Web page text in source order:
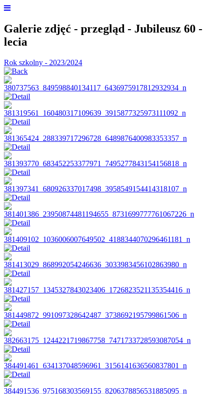
Galerie zdjęć - przegląd - Jubileusz 60 -
lecia
Rok szkolny - 2023/2024